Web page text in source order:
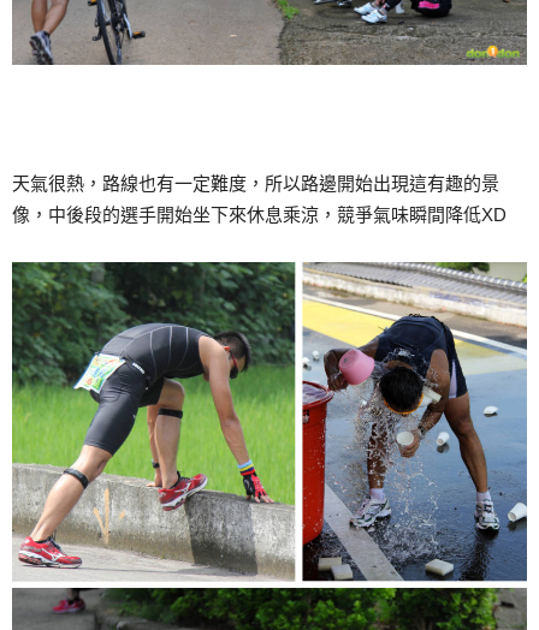
天氣很熱，路線也有一定難度，所以路邊開始出現這有趣的景
像，中後段的選手開始坐下來休息乘涼，競爭氣味瞬間降低XD